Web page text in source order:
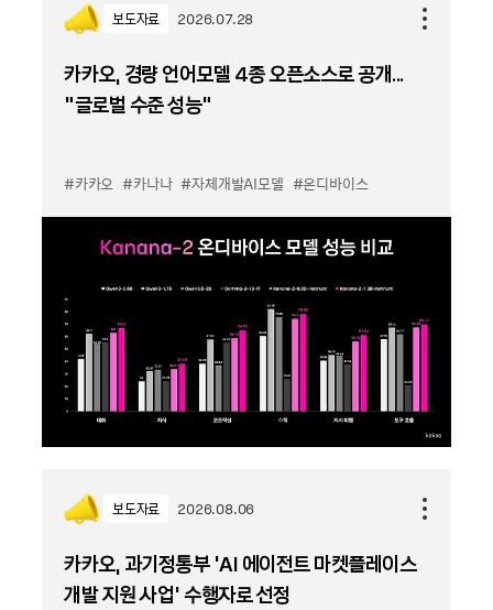
보도자료 2026.07.28
카카오, 경량 언어모델 4종 오픈소스로 공개...
“글로벌 수준 성능”
#카카오 #카나나 #자체개발AI모델 #온디바이스
보도자료 2026.08.06
카카오, 과기정통부 ‘AI 에이전트 마켓플레이스
개발 지원 사업’ 수행자로 선정